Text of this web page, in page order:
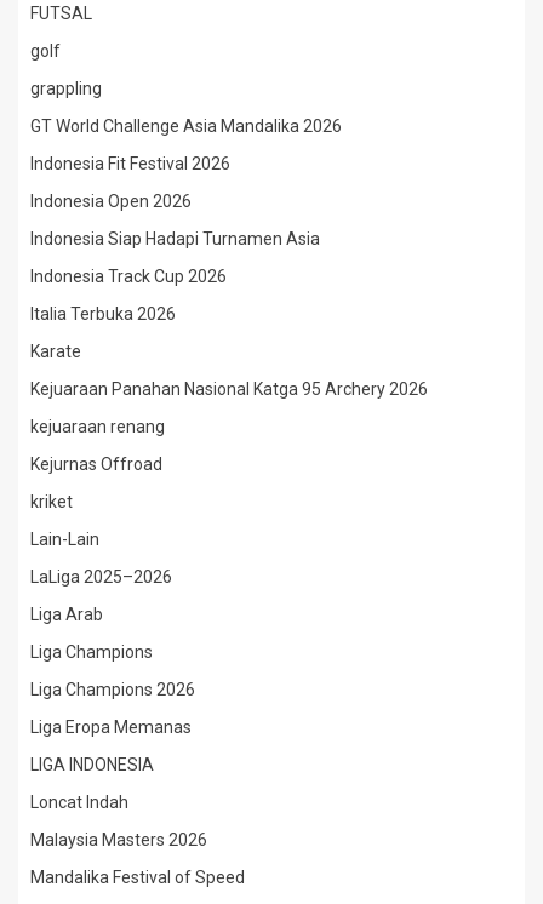
FUTSAL
golf
grappling
GT World Challenge Asia Mandalika 2026
Indonesia Fit Festival 2026
Indonesia Open 2026
Indonesia Siap Hadapi Turnamen Asia
Indonesia Track Cup 2026
Italia Terbuka 2026
Karate
Kejuaraan Panahan Nasional Katga 95 Archery 2026
kejuaraan renang
Kejurnas Offroad
kriket
Lain-Lain
LaLiga 2025–2026
Liga Arab
Liga Champions
Liga Champions 2026
Liga Eropa Memanas
LIGA INDONESIA
Loncat Indah
Malaysia Masters 2026
Mandalika Festival of Speed